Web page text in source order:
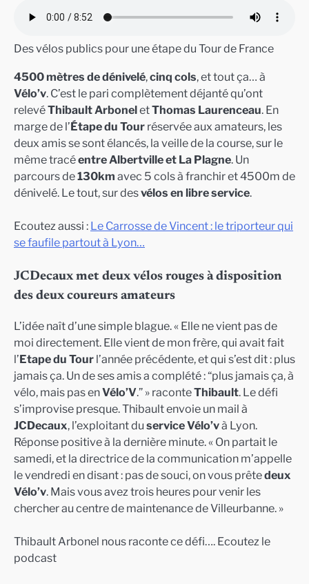
Des vélos publics pour une étape du Tour de France
4500 mètres de dénivelé,cinq cols, et tout ça… à
Vélo’v. C’est le pari complètement déjanté qu’ont
relevéThibault ArboneletThomas Laurenceau. En
marge de l’Étape du Tour réservée aux amateurs, les
deux amis se sont élancés, la veille de la course, sur le
même tracéentre Albertville et La Plagne. Un
parcours de130km avec 5 cols à franchir et 4500m de
dénivelé. Le tout, sur desvélos en libre service.
Ecoutez aussi : Le Carrosse de Vincent : le triporteur qui
se faufile partout à Lyon…
JCDecaux met deux vélos rouges à disposition
des deux coureurs amateurs
L’idée naît d’une simple blague. « Elle ne vient pas de
moi directement. Elle vient de mon frère, qui avait fait
l’Etape du Tour l’année précédente, et qui s’est dit : plus
jamais ça. Un de ses amis a complété : “plus jamais ça, à
vélo, mais pas enVélo’V.” » raconteThibault. Le défi
s’improvise presque. Thibault envoie un mail à
JCDecaux, l’exploitant du service Vélo’và Lyon.
Réponse positive à la dernière minute. « On partait le
samedi, et la directrice de la communication m’appelle
le vendredi en disant : pas de souci, on vous prêtedeux
Vélo’v. Mais vous avez trois heures pour venir les
chercher au centre de maintenance de Villeurbanne. »
Thibault Arbonel nous raconte ce défi…. Ecoutez le
podcast